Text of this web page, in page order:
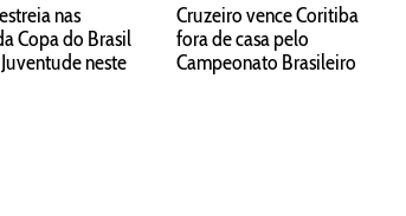
nas
Copa do Brasil
neste
Cruzeiro vence Coritiba
fora de casa pelo
Campeonato Brasileiro